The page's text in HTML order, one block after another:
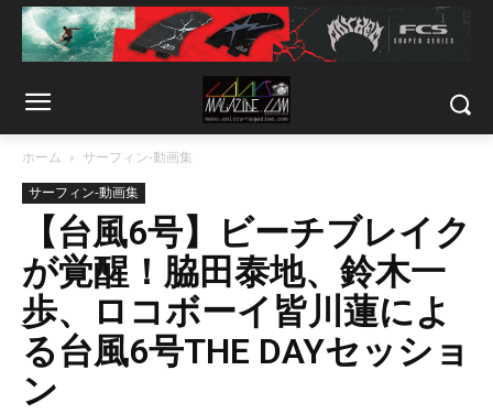
ホーム
サーフィン-動画集
サーフィン-動画集
【台風6号】ビーチブレイク
が覚醒！脇田泰地、鈴木一
歩、ロコボーイ皆川蓮によ
る台風6号THE DAYセッショ
ン